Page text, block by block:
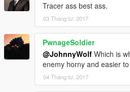
Tracer ass best ass.
03 Tháng tư, 2017
PwnageSoldier
@JohnnyWolf Which is
enemy horny and easier
04 Tháng tư, 2017